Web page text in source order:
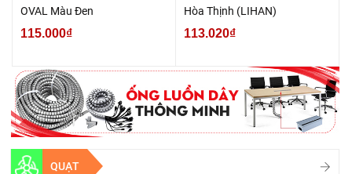
OVAL Màu Đen
115.000₫
Hòa Thịnh (LIHAN)
113.020₫
QUẠT